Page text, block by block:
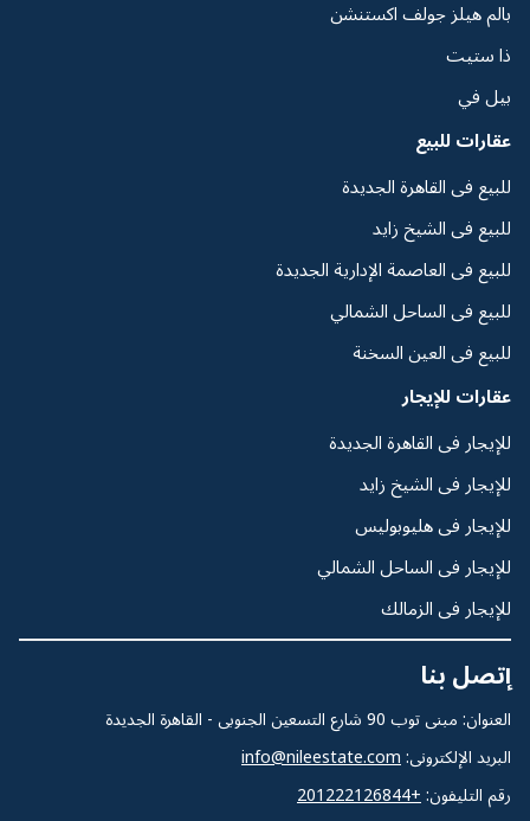
بالم هيلز جولف اكستنشن
ذا ستيت
بيل في
عقارات للبيع
للبيع فى القاهرة الجديدة
للبيع فى الشيخ زايد
للبيع فى العاصمة الإدارية الجديدة
للبيع فى الساحل الشمالي
للبيع فى العين السخنة
عقارات للإيجار
للإيجار فى القاهرة الجديدة
للإيجار فى الشيخ زايد
للإيجار فى هليوبوليس
للإيجار فى الساحل الشمالي
للإيجار فى الزمالك
إتصل بنا
العنوان: مبنى توب 90 شارع التسعين الجنوبى - القاهرة الجديدة
البريد الإلكترونى: info@nileestate.com
رقم التليفون: +201222126844